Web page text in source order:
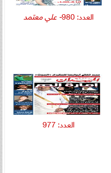
العدد: 980 - علي معتمد
العدد: 977